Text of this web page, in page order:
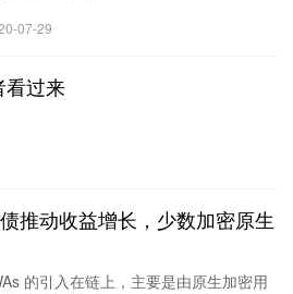
07-29
看过来
推动收益增长，少数加密原生
的引入在链上，主要是由原生加密用